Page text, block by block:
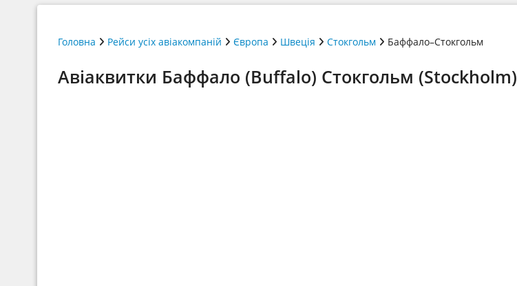
Головна Рейси усіх авіакомпаній Європа Швеція Стокгольм Баффало–Стокгольм
Авіаквитки Баффало (Buffalo) Стокгольм (Stockholm)